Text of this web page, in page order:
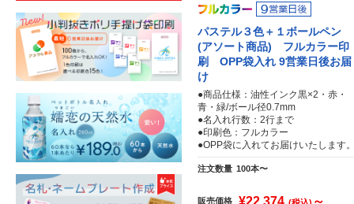
パステル３色＋１ボールペン
(アソート商品) フルカラー印
刷 OPP袋入れ 9営業日後お届
け
●商品仕様：油性インク黒×2・赤・
青・緑/ボール径0.7mm
●名入れ行数：2行まで
●印刷色：フルカラー
●OPP袋に入れてお届けいたします
注文数量 100本〜
販売価格 ¥22,374 ～